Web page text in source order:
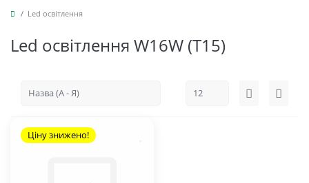
Led освітлення
Led освітлення W16W (T15)
Ціну знижено!